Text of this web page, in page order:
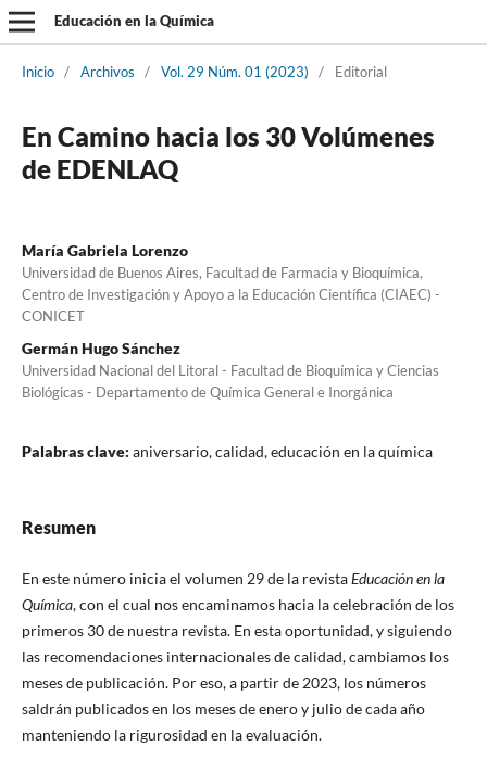
Educación en la Química
Inicio / Archivos / Vol. 29 Núm. 01 (2023) / Editorial
En Camino hacia los 30 Volúmenes
de EDENLAQ
María Gabriela Lorenzo
Universidad de Buenos Aires, Facultad de Farmacia y Bioquímica,
Centro de Investigación y Apoyo a la Educación Científica (CIAEC) -
CONICET
Germán Hugo Sánchez
Universidad Nacional del Litoral - Facultad de Bioquímica y Ciencias
Biológicas - Departamento de Química General e Inorgánica
Palabras clave: aniversario, calidad, educación en la química
Resumen
En este número inicia el volumen 29 de la revistaEducación en la
Química, con el cual nos encaminamos hacia la celebración de los
primeros 30 de nuestra revista. En esta oportunidad, y siguiendo
las recomendaciones internacionales de calidad, cambiamos los
meses de publicación. Por eso, a partir de 2023, los números
saldrán publicados en los meses de enero y julio de cada año
manteniendo la rigurosidad en la evaluación.